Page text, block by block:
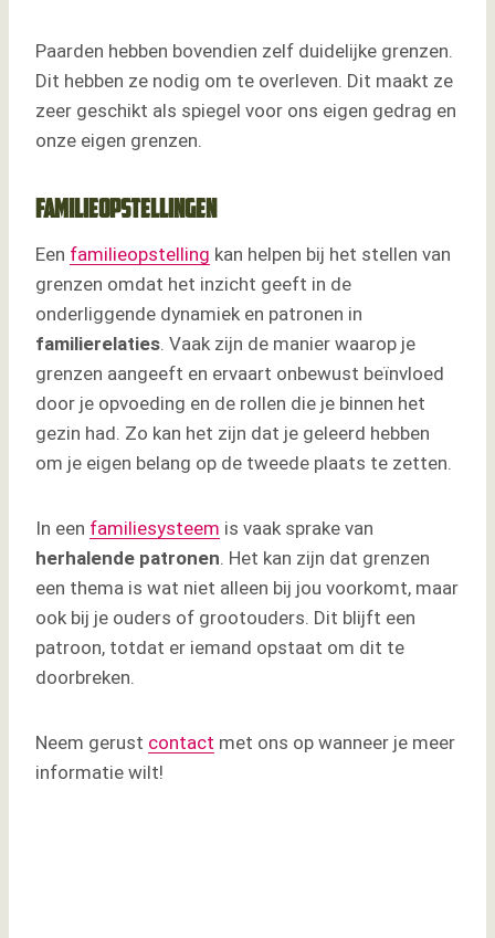
Paarden hebben bovendien zelf duidelijke grenzen.
Dit hebben ze nodig om te overleven. Dit maakt ze
zeer geschikt als spiegel voor ons eigen gedrag en
onze eigen grenzen.
Familieopstellingen
Een familieopstelling kan helpen bij het stellen van
grenzen omdat het inzicht geeft in de
onderliggende dynamiek en patronen in
familierelaties. Vaak zijn de manier waarop je
grenzen aangeeft en ervaart onbewust beïnvloed
door je opvoeding en de rollen die je binnen het
gezin had. Zo kan het zijn dat je geleerd hebben
om je eigen belang op de tweede plaats te zetten.
In een familiesysteem is vaak sprake van
herhalende patronen. Het kan zijn dat grenzen
een thema is wat niet alleen bij jou voorkomt, maar
ook bij je ouders of grootouders. Dit blijft een
patroon, totdat er iemand opstaat om dit te
doorbreken.
Neem gerust contact met ons op wanneer je meer
informatie wilt!